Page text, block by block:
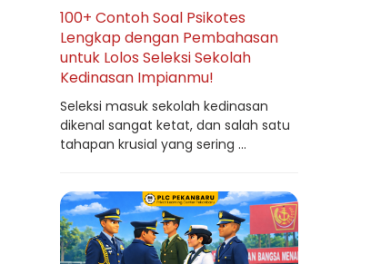
100+ Contoh Soal Psikotes
Lengkap dengan Pembahasan
untuk Lolos Seleksi Sekolah
Kedinasan Impianmu!
Seleksi masuk sekolah kedinasan
dikenal sangat ketat, dan salah satu
tahapan krusial yang sering ...